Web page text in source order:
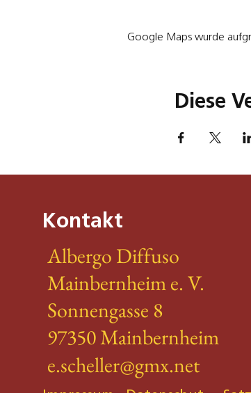
Google Maps wurde
Diese
Kontakt
Albergo Diffuso
Mainbernheim e. V.
Sonnengasse 8
97350 Mainbernheim
e.scheller@gmx.net